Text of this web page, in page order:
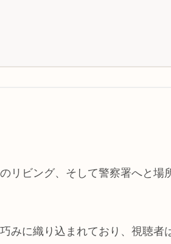
リビング、そして警察署へと場
みに織り込まれており、視聴者